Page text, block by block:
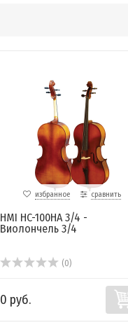
избранное сравнить
HMI HC-100HA 3/4 -
Виолончель 3/4
(0)
0 руб.